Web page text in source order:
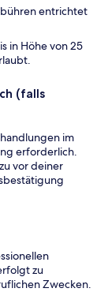
entrichtet
in Höhe von 25
(falls
im
erforderlich.
vor deiner
zu
Zwecken.